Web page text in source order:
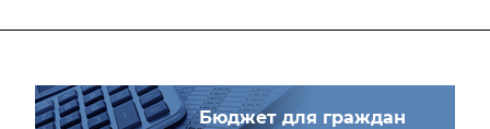
Бюджет для граждан